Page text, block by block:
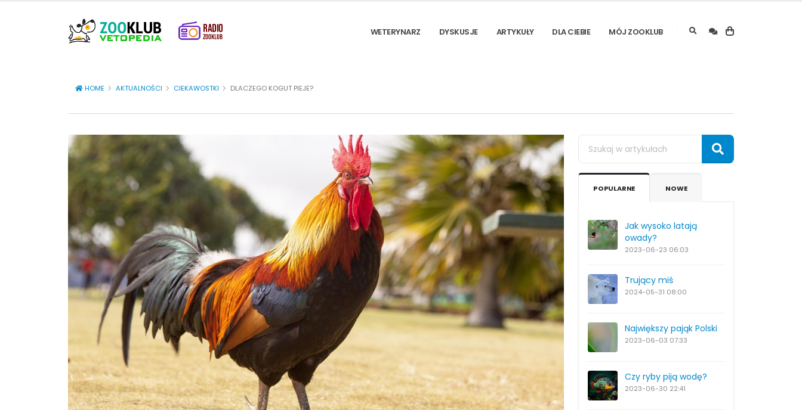
WETERYNARZ DYSKUSJE ARTYKUŁY DLA CIEBIE MÓJ ZOOKLUB
HOME AKTUALNOŚCI CIEKAWOSTKI DLACZEGO KOGUT PIEJE?
POPULARNE NOWE
Jak wysoko latają
owady?
2023-06-23 06:03
Trujący miś
2024-05-31 08:00
Największy pająk Polski
2023-06-03 07:33
Czy ryby piją wodę?
2023-06-30 22:41